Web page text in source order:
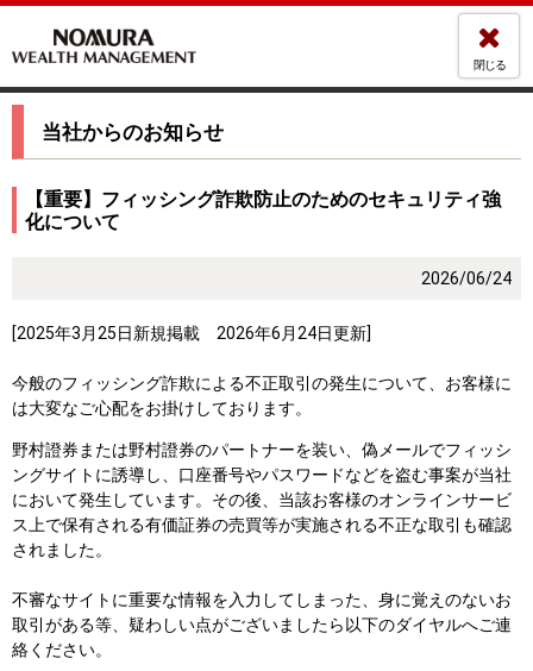
閉じる
当社からのお知らせ
【重要】フィッシング詐欺防止のためのセキュリティ強
化について
2026/06/24
[2025年3月25日新規掲載 2026年6月24日更新]
今般のフィッシング詐欺による不正取引の発生について、お客様に
は大変なご心配をお掛けしております。
野村證券または野村證券のパートナーを装い、偽メールでフィッシ
ングサイトに誘導し、口座番号やパスワードなどを盗む事案が当社
において発生しています。その後、当該お客様のオンラインサービ
ス上で保有される有価証券の売買等が実施される不正な取引も確認
されました。
不審なサイトに重要な情報を入力してしまった、身に覚えのないお
取引がある等、疑わしい点がございましたら以下のダイヤルへご連
絡ください。